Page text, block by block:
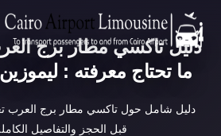
EN
دليل تاكسي مطار برج
ما تحتاج معرفته : ليموزين
دليل شامل حول تاكسي مطار برج العرب
قبل الحجز والتفاصيل